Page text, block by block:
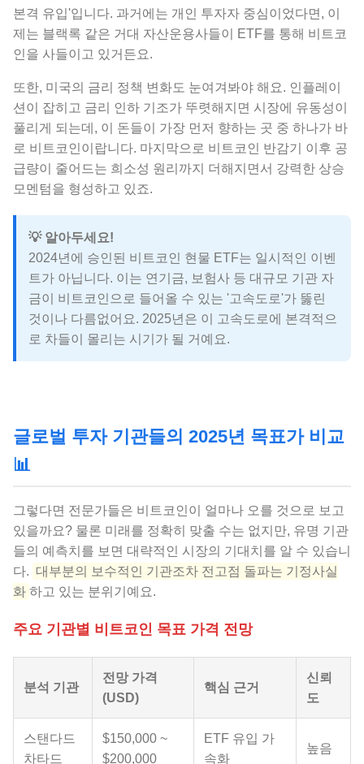
본격 유입'입니다. 과거에는 개인 투자자 중심이었다면, 이
제는 블랙록 같은 거대 자산운용사들이 ETF를 통해 비트코
인을 사들이고 있거든요.
또한, 미국의 금리 정책 변화도 눈여겨봐야 해요. 인플레이
션이 잡히고 금리 인하 기조가 뚜렷해지면 시장에 유동성이
풀리게 되는데, 이 돈들이 가장 먼저 향하는 곳 중 하나가 바
로 비트코인이랍니다. 마지막으로 비트코인 반감기 이후 공
급량이 줄어드는 희소성 원리까지 더해지면서 강력한 상승
모멘텀을 형성하고 있죠.
💡 알아두세요!
2024년에 승인된 비트코인 현물 ETF는 일시적인 이벤
트가 아닙니다. 이는 연기금, 보험사 등 대규모 기관 자
금이 비트코인으로 들어올 수 있는 '고속도로'가 뚫린
것이나 다름없어요. 2025년은 이 고속도로에 본격적으
로 차들이 몰리는 시기가 될 거예요.
글로벌 투자 기관들의 2025년 목표가 비교
📊
그렇다면 전문가들은 비트코인이 얼마나 오를 것으로 보고
있을까요? 물론 미래를 정확히 맞출 수는 없지만, 유명 기관
들의 예측치를 보면 대략적인 시장의 기대치를 알 수 있습니
다. 대부분의 보수적인 기관조차 전고점 돌파는 기정사실
화 하고 있는 분위기예요.
주요 기관별 비트코인 목표 가격 전망
분석 기관
전망 가격
(USD)
핵심 근거
신뢰
도
스탠다드
차타드
$150,000 ~
$200,000
ETF 유입 가
속화
높음